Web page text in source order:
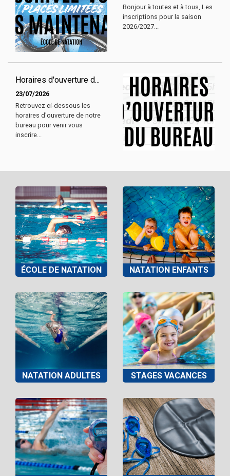
Bonjour à toutes et à tous, Les
inscriptions pour la saison
2026/2027...
Horaires d'ouverture d...
23/07/2026
Retrouvez ci-dessous les
horaires d'ouverture de notre
bureau pour venir vous
inscrire...
ÉCOLE DE NATATION NATATION ENFANTS
NATATION ADULTES STAGES VACANCES